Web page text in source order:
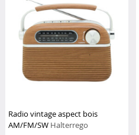
Radio vintage aspect bois
AM/FM/SW Halterrego